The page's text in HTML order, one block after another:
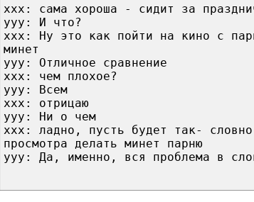
xxx: сама хороша - сидит за
yyy: И что?
xxx: Ну это как пойти на кино с
минет
yyy: Отличное сравнение
xxx: чем плохое?
yyy: Всем
xxx: отрицаю
yyy: Ни о чем
xxx: ладно, пусть будет так-
просмотра делать минет парню
yyy: Да, именно, вся проблема в